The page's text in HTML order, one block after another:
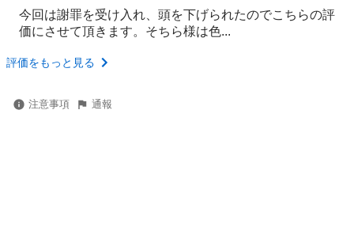
今回は謝罪を受け入れ、頭を下げられたのでこちらの評
価にさせて頂きます。そちら様は色...
評価をもっと見る
注意事項 通報